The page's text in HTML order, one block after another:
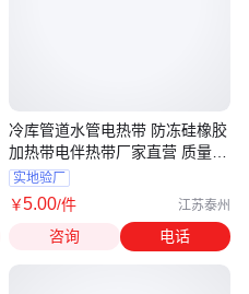
冷库管道水管电热带 防冻硅橡胶
加热带电伴热带厂家直营 质量保
障实地验厂
￥5.00/件 江苏泰州
咨询 电话